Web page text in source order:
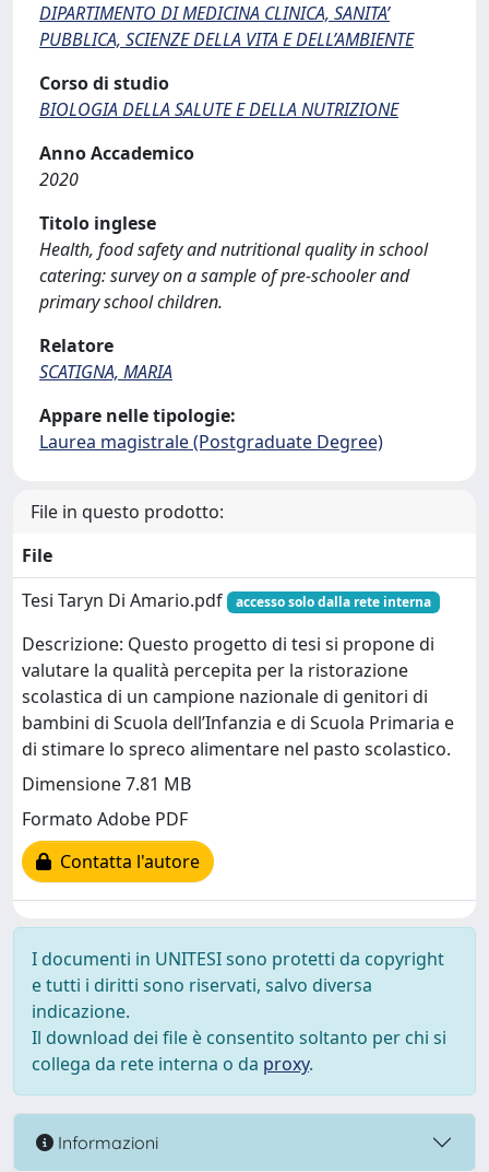
DIPARTIMENTO DI MEDICINA CLINICA, SANITA’
PUBBLICA, SCIENZE DELLA VITA E DELL’AMBIENTE
Corso di studio
BIOLOGIA DELLA SALUTE E DELLA NUTRIZIONE
Anno Accademico
2020
Titolo inglese
Health, food safety and nutritional quality in school
catering: survey on a sample of pre-schooler and
primary school children.
Relatore
SCATIGNA, MARIA
Appare nelle tipologie:
Laurea magistrale (Postgraduate Degree)
File in questo prodotto:
File
Tesi Taryn Di Amario.pdf
accesso solo dalla rete interna
Descrizione: Questo progetto di tesi si propone di
valutare la qualità percepita per la ristorazione
scolastica di un campione nazionale di genitori di
bambini di Scuola dell’Infanzia e di Scuola Primaria e
di stimare lo spreco alimentare nel pasto scolastico.
Dimensione 7.81 MB
Formato Adobe PDF
Contatta l'autore
I documenti in UNITESI sono protetti da copyright
e tutti i diritti sono riservati, salvo diversa
indicazione.
Il download dei file è consentito soltanto per chi si
collega da rete interna o da proxy.
Informazioni